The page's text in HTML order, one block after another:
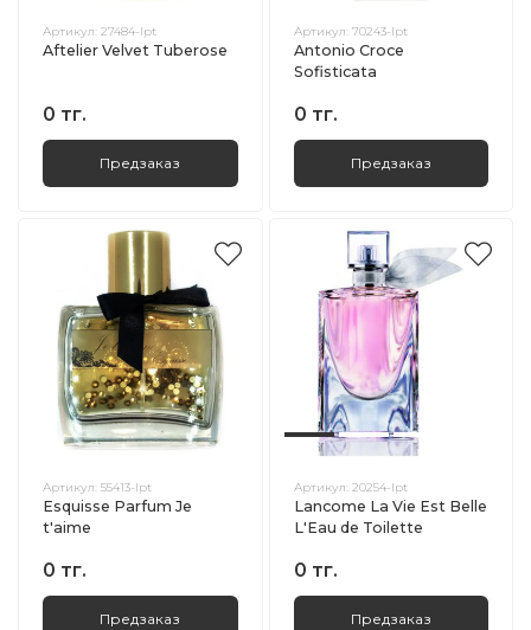
Артикул: 27484-lpt
Aftelier Velvet Tuberose
0 тг.
Предзаказ
Артикул: 70243-lpt
Antonio Croce
Sofisticata
0 тг.
Предзаказ
Артикул: 55413-lpt
Esquisse Parfum Je
t'aime
0 тг.
Предзаказ
Артикул: 20254-lpt
Lancome La Vie Est Belle
L'Eau de Toilette
0 тг.
Предзаказ